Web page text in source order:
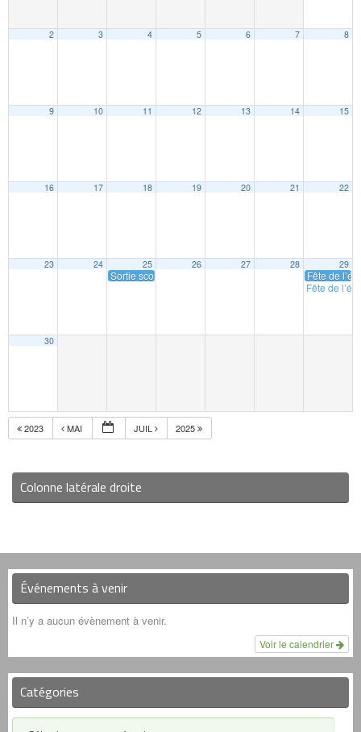
2 3 4 5 6 7 8
9 10 11 12 13 14 15
16 17 18 19 20 21 22
23 24 25
Sortie scolaire
26 27 28 29
Fête de
Fête de
30
2023 MAI JUIL 2025
Colonne latérale droite
Événements à venir
Il n’y a aucun évènement à venir.
Voir le calendrier
Catégories